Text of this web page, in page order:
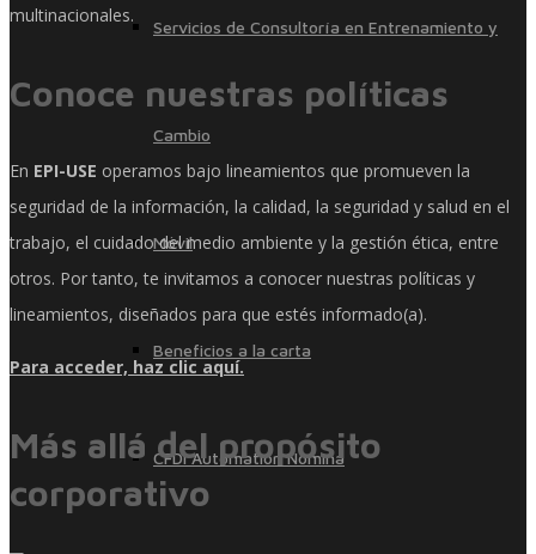
Servicios de Consultoría en Entrenamiento y
Cambio
Móvil
Beneficios a la carta
CFDI Automation Nómina
multinacionales.
Conoce nuestras políticas
En EPI-USE operamos bajo lineamientos que promueven la
seguridad de la información, la calidad, la seguridad y salud en el
trabajo, el cuidado del medio ambiente y la gestión ética, entre
otros. Por tanto, te invitamos a conocer nuestras políticas y
lineamientos, diseñados para que estés informado(a).
Para acceder, haz clic aquí.
Más allá del propósito
corporativo